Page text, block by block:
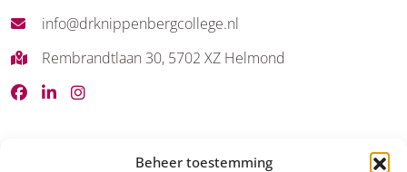
Beheer toestemming
info@drknippenbergcollege.nl
Rembrandtlaan 30, 5702 XZ Helmond